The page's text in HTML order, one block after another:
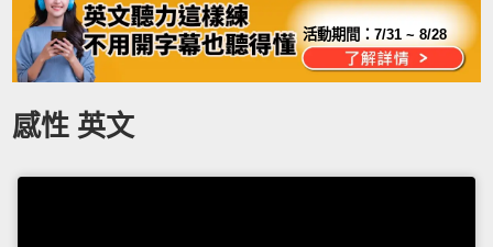
活動期間：7/31 ~ 8/28
感性 英文